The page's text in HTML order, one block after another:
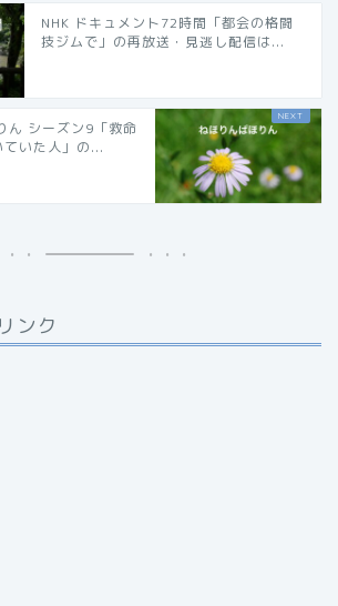
NHK ドキュメント72時間「都会の格闘
技ジムで」の再放送・見逃し配信は...
ん シーズン9「救命
いた人」の...
ンク